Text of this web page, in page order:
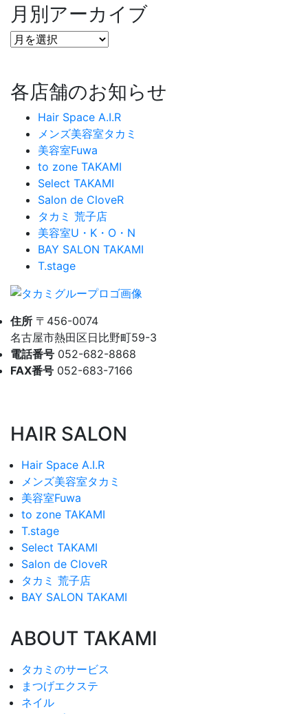
月別アーカイブ
各店舗のお知らせ
Hair Space A.I.R
メンズ美容室タカミ
美容室Fuwa
to zone TAKAMI
Select TAKAMI
Salon de CloveR
タカミ 荒子店
美容室U・K・O・N
BAY SALON TAKAMI
T.stage
住所 〒456-0074
名古屋市熱田区日比野町59-3
電話番号 052-682-8868
FAX番号 052-683-7166
HAIR SALON
Hair Space A.I.R
メンズ美容室タカミ
美容室Fuwa
to zone TAKAMI
T.stage
Select TAKAMI
Salon de CloveR
タカミ 荒子店
BAY SALON TAKAMI
ABOUT TAKAMI
タカミのサービス
まつげエクステ
ネイル